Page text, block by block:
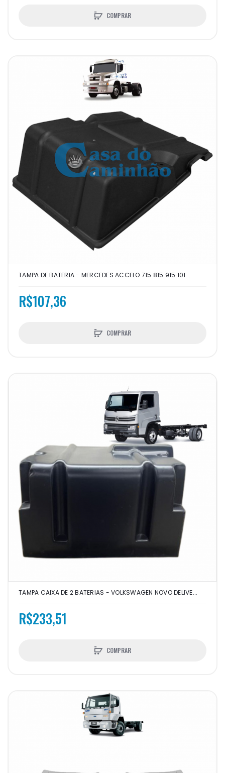
COMPRAR
TAMPA DE BATERIA - MERCEDES ACCELO 715 815 915 101...
R$107,36
COMPRAR
TAMPA CAIXA DE 2 BATERIAS - VOLKSWAGEN NOVO DELIVE...
R$233,51
COMPRAR